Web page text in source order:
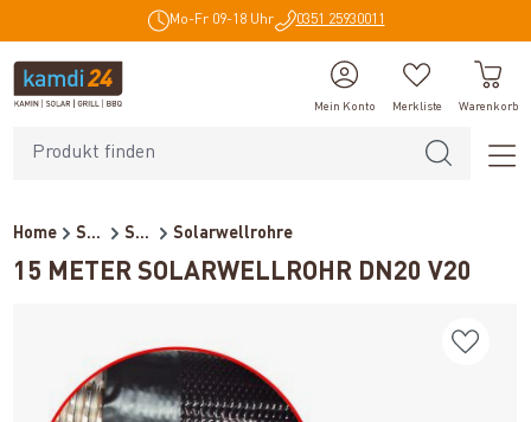
Mo-Fr 09-18 Uhr 0351 25930011
Mein Konto Merkliste Warenkorb
Home Solar Solarthermie Solarwellrohre
15 METER SOLARWELLROHR DN20 V20